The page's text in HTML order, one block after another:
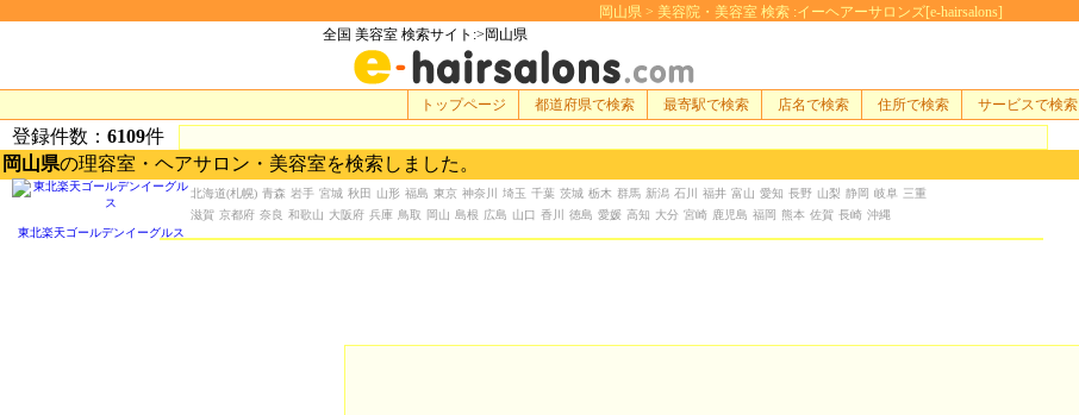
岡山県 > 美容院・美容室 検索 :イーヘアーサロンズ[e-hairsalons]
全国 美容室 検索サイト:>岡山県
登録件数： 6109件
岡山県の理容室・ヘアサロン・美容室を検索しました。
北海道(札幌) 青森 岩手 宮城 秋田 山形 福島 東京 神奈川 埼玉 千葉 茨城 栃木 群馬 新潟 石川 福井 富山 愛知 長野 山梨 静岡 岐阜 三重
滋賀 京都府 奈良 和歌山 大阪府 兵庫 鳥取 岡山 島根 広島 山口 香川 徳島 愛媛 高知 大分 宮崎 鹿児島 福岡 熊本 佐賀 長崎 沖縄
トップページ 都道府県で検索 最寄駅で検索 店名で検索 住所で検索 サービスで検索
東北楽天ゴールデンイーグルス